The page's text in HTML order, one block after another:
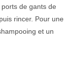
de gants de
rincer. Pour une
et un